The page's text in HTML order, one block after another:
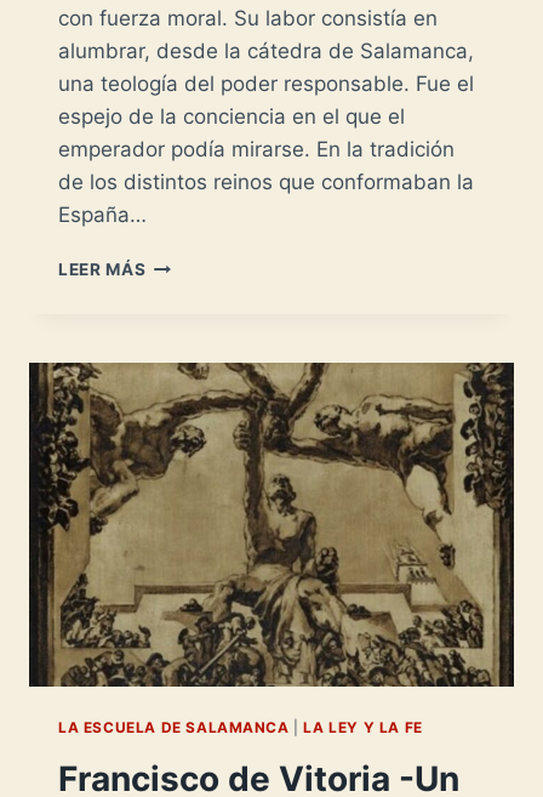
con fuerza moral. Su labor consistía en
alumbrar, desde la cátedra de Salamanca,
una teología del poder responsable. Fue el
espejo de la conciencia en el que el
emperador podía mirarse. En la tradición
de los distintos reinos que conformaban la
España…
LEER MÁS FRANCISCO
CARLOS
LA ESCUELA DE SALAMANCA |LA LEY Y LA FE
Francisco de Vitoria -Un